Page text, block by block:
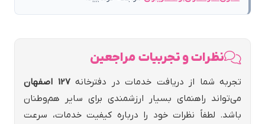
نظرات و تجربیات مراجعین
تجربه شما از دریافت خدمات در دفترخانه127 اصفهان
می‌تواند راهنمای بسیار ارزشمندی برای سایر هم‌وطنان
باشد. لطفاً نظرات خود را درباره کیفیت خدمات، سرعت